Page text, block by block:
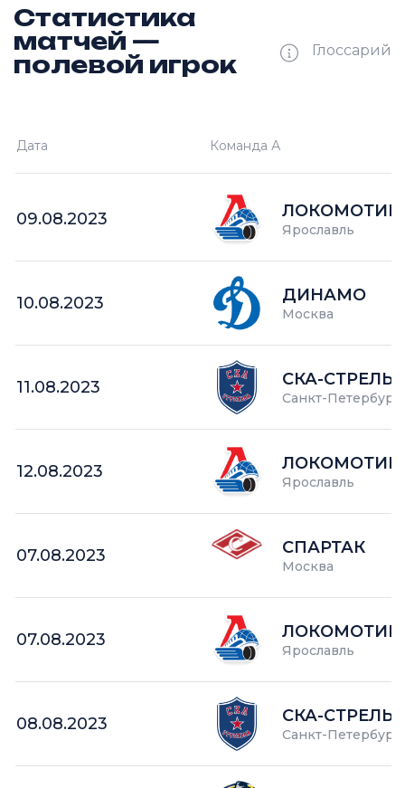
Статистика
матчей —
полевой игрок
Глоссарий
кол-во очков в турнире
Дата Команда А
09.08.2023
Ярославль
10.08.2023 ДИНАМО
Москва
11.08.2023 СКА-
Санкт-Петербург
12.08.2023
Ярославль
07.08.2023 СПАРТАК
Москва
07.08.2023
Ярославль
08.08.2023 СКА-
Санкт-Петербург